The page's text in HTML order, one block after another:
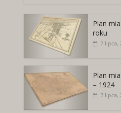
Plan
roku
7 lipca,
Plan
– 1924
7 lipca,